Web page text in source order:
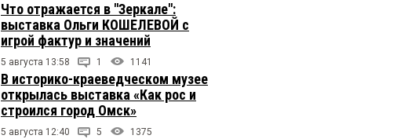
Что отражается в "Зеркале":
выставка Ольги КОШЕЛЕВОЙ с
игрой фактур и значений
5 августа 13:58 1 1141
В историко-краеведческом музее
открылась выставка «Как рос и
строился город Омск»
5 августа 12:40 5 1375